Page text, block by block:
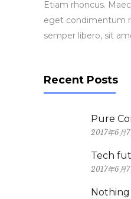
Etiam rhoncus.
eget condimentum
semper libero, sit
Recent Posts
Pure
2017年6月7
Tech
2017年6月7